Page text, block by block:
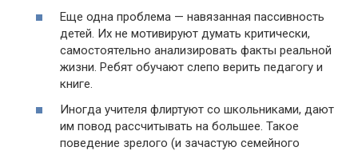
Еще одна проблема — навязанная пассивность
детей. Их не мотивируют думать критически,
самостоятельно анализировать факты реальной
жизни. Ребят обучают слепо верить педагогу и
книге.
Иногда учителя флиртуют со школьниками, дают
им повод рассчитывать на большее. Такое
поведение зрелого (и зачастую семейного